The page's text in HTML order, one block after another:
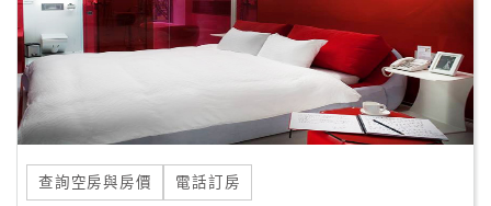
滿
意
度
訂
單
管
調色盤未來更希望成為深根在地並擁抱國際視野的平台，
分享更多讓生命美好幸福的人事物。天開了，大地有光影色
彩；
心開了，陽光灑進來，生命才能綻放光采。真正的奢華，
來自真摯永恆每一刻，在 La Palette遇見彩虹，讓每個時分
查詢空房與房價 電話訂房